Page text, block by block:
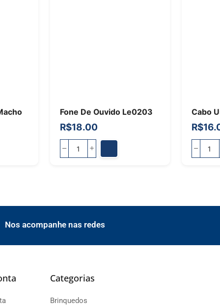
Fone De Ouvido Le0203
R$18.00
Cabo
R$
Nos acompanhe nas redes
Categorias
Brinquedos